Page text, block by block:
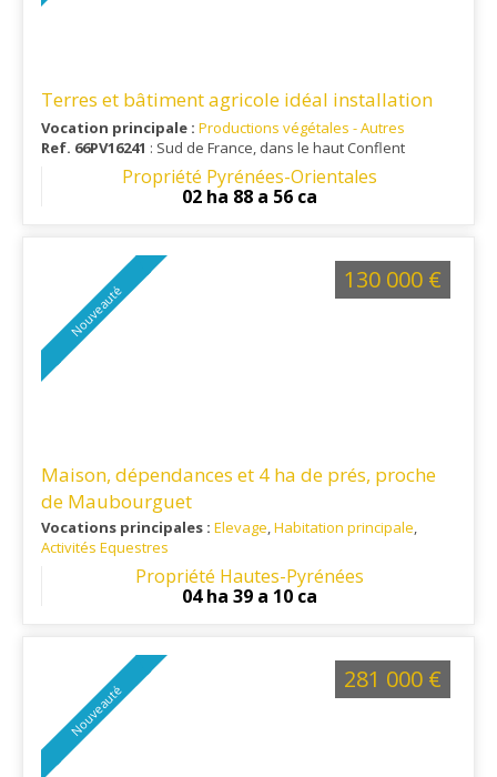
Terres et bâtiment agricole idéal installation
Vocation principale : Productions végétales - Autres
Ref. 66PV16241 : Sud de France, dans le haut Conflent
Propriété Pyrénées-Orientales
02 ha 88 a 56 ca
Nouveauté
Maison, dépendances et 4 ha de prés, proche
de Maubourguet
Vocations principales : Elevage,Habitation principale,
Activités Equestres
Ref. 65RE16413 : Proche Marciac et Rabastens de Bigorre
Propriété Hautes-Pyrénées
04 ha 39 a 10 ca
130 000 €
Nouveauté
281 000 €